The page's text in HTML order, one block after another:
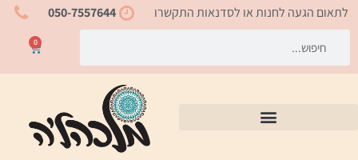
דילוג
050-7557644 לתאום הגעה לחנות או לסדנאות התקשרו
0
עגלת
קניות